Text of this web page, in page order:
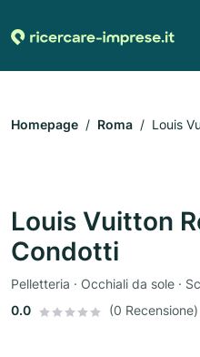
Homepage Roma Louis
Louis Vuitton
Condotti
Pelletteria · Occhiali da sole ·
0.0
(0 Recensione)